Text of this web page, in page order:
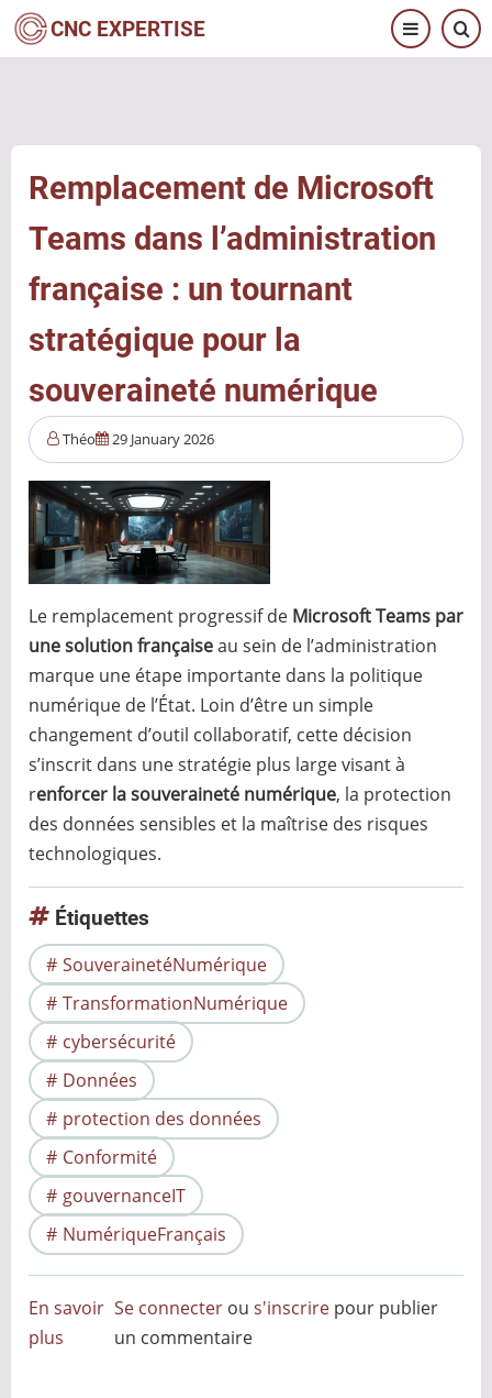
Aller
au
CNC EXPERTISE
Remplacement de Microsoft
Teams dans l’administration
française : un tournant
stratégique pour la
souveraineté numérique
Théo 29 January 2026
Le remplacement progressif de Microsoft Teams par
une solution françaiseau sein de l’administration
marque une étape importante dans la politique
numérique de l’État. Loin d’être un simple
changement d’outil collaboratif, cette décision
s’inscrit dans une stratégie plus large visant à
renforcer la souveraineté numérique, la protection
des données sensibles et la maîtrise des risques
technologiques.
Étiquettes
SouverainetéNumérique
TransformationNumérique
cybersécurité
Données
protection des données
Conformité
gouvernanceIT
NumériqueFrançais
En savoir
plus
Se connecter ous'inscrire pour publier
un commentaire